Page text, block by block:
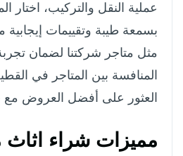
عملية النقل والتركيب، اختار
بسمعة طيبة وتقييمات إيجابية
مثل متاجر شركتنا لضمان
المنافسة بين المتاجر في
العثور على أفضل العروض مع
مميزات شراء